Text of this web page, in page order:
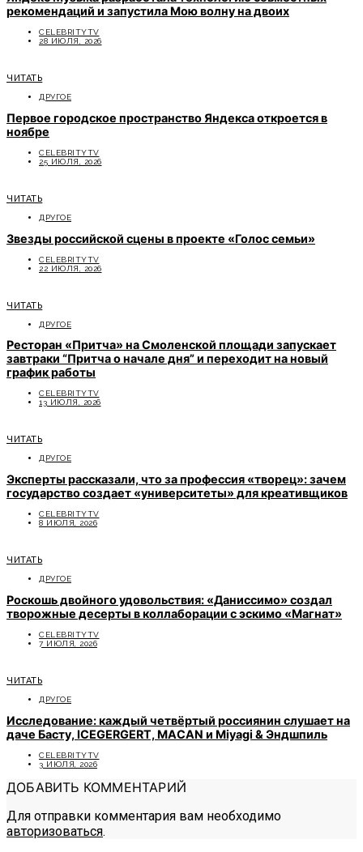
рекомендаций и запустила Мою волну на двоих
CELEBRITYTV
28 ИЮЛЯ, 2026
ЧИТАТЬ
ДРУГОЕ
Первое городское пространство Яндекса откроется в
ноябре
CELEBRITYTV
25 ИЮЛЯ, 2026
ЧИТАТЬ
ДРУГОЕ
Звезды российской сцены в проекте «Голос семьи»
CELEBRITYTV
22 ИЮЛЯ, 2026
ЧИТАТЬ
ДРУГОЕ
Ресторан «Притча» на Смоленской площади запускает
завтраки “Притча о начале дня” и переходит на новый
график работы
CELEBRITYTV
13 ИЮЛЯ, 2026
ЧИТАТЬ
ДРУГОЕ
Эксперты рассказали, что за профессия «творец»: зачем
государство создает «университеты» для креативщиков
CELEBRITYTV
8 ИЮЛЯ, 2026
ЧИТАТЬ
ДРУГОЕ
Роскошь двойного удовольствия: «Даниссимо» создал
творожные десерты в коллаборации с эскимо «Магнат»
CELEBRITYTV
7 ИЮЛЯ, 2026
ЧИТАТЬ
ДРУГОЕ
Исследование: каждый четвёртый россиянин слушает на
даче Басту, ICEGERGERT, MACAN и Miyagi & Эндшпиль
CELEBRITYTV
3 ИЮЛЯ, 2026
ДОБАВИТЬ КОММЕНТАРИЙ
Для отправки комментария вам необходимо
авторизоваться.